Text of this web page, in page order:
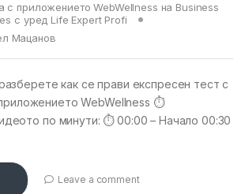
с приложението WebWellness на Business
с уред Life Expert Profi
Мацанов
как се прави експресен тест с
WebWellness ⏱
по минути: ⏱ 00:00 – Начало 00:30
Leave a comment